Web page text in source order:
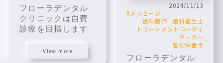
フローラデンタル
クリニックは自費
診療を目指します
View more
2024/11/13
メッセージ
歯科医師
歯科衛生士
トリートメントコーディ
ネーター
管理栄養士
フローラデンタル